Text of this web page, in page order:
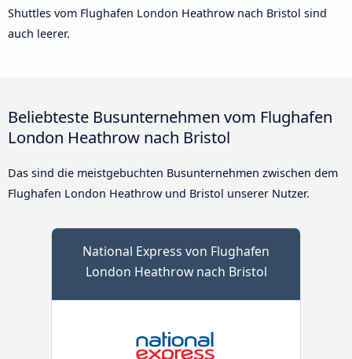
Shuttles vom Flughafen London Heathrow nach Bristol sind
auch leerer.
Beliebteste Busunternehmen vom Flughafen
London Heathrow nach Bristol
Das sind die meistgebuchten Busunternehmen zwischen dem
Flughafen London Heathrow und Bristol unserer Nutzer.
National Express von Flughafen
London Heathrow nach Bristol